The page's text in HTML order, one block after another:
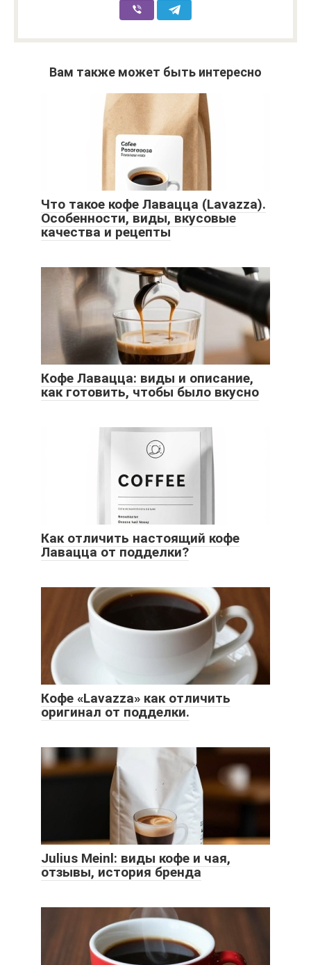
Вам также может быть интересно
Что такое кофе Лавацца (Lavazza).
Особенности, виды, вкусовые
качества и рецепты
Кофе Лавацца: виды и описание,
как готовить, чтобы было вкусно
Как отличить настоящий кофе
Лавацца от подделки?
Кофе «Lavazza» как отличить
оригинал от подделки.
Julius Meinl: виды кофе и чая,
отзывы, история бренда